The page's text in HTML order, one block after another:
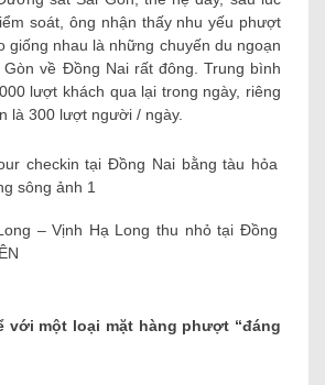
soát, ông nhận thấy nhu yếu phượt
giống nhau là những chuyến du ngoạn
về Đồng Nai rất đông. Trung bình
lượt khách qua lại trong ngày, riêng
là 300 lượt người / ngày.
– Vịnh Hạ Long thu nhỏ tại Đồng
với một loại mặt hàng phượt “đáng